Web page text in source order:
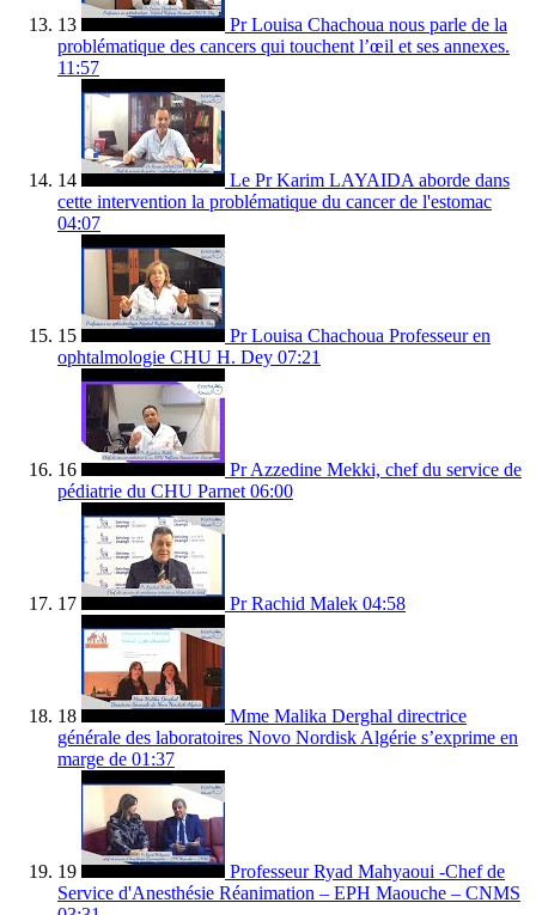
13
Pr Louisa Chachoua nous parle de la
problématique des cancers qui touchent l’œil et ses annexes.
11:57
14
Le Pr Karim LAYAIDA aborde dans
cette intervention la problématique du cancer de l'estomac
04:07
15
Pr Louisa Chachoua Professeur en
ophtalmologie CHU H. Dey 07:21
16
Pr Azzedine Mekki, chef du service de
pédiatrie du CHU Parnet 06:00
17 Pr Rachid Malek 04:58
18
Mme Malika Derghal directrice
générale des laboratoires Novo Nordisk Algérie s’exprime en
marge de 01:37
19
Professeur Ryad Mahyaoui -Chef de
Service d'Anesthésie Réanimation – EPH Maouche – CNMS